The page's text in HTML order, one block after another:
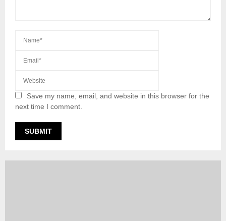
Save my name, email, and website in this browser for the
next time I comment.